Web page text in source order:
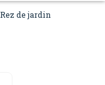
Rez de jardin